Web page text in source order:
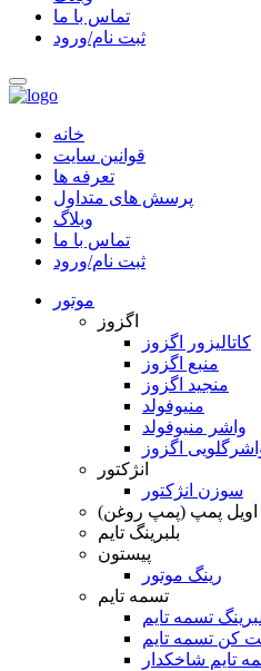
تماس با ما
ثبت نام/ورود
خانه
قوانین سایت
تعرفه ها
پرسش های متداول
وبلاگ
تماس با ما
ثبت نام/ورود
موتور
اگزوز
کاتالیزور اگزوز
منبع اگزوز
منجید اگزوز
منیوفولد
واشر منیوفولد
اگزوز
انژکتور
سوزن انژکتور
اویل پمپ (پمپ روغن)
بلبرینگ تایم
پیستون
رینگ موتور
تسمه تایم
تسمه تایم
کن تسمه تایم
تایم شاخکدار